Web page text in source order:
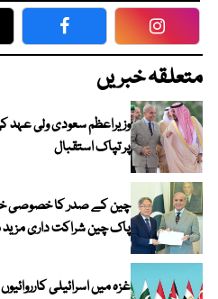
Facebook
متعلقہ خبریں
وزیراعظم سعودی ولی
پر تپاک استقبال
چین کے صدر کا خصوصی خط
پاک چین شراکت داری